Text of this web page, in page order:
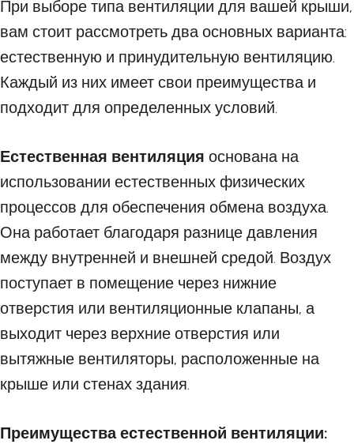
При выборе типа вентиляции для вашей крыши,
вам стоит рассмотреть два основных варианта:
естественную и принудительную вентиляцию.
Каждый из них имеет свои преимущества и
подходит для определенных условий.
Естественная вентиляция основана на
использовании естественных физических
процессов для обеспечения обмена воздуха.
Она работает благодаря разнице давления
между внутренней и внешней средой. Воздух
поступает в помещение через нижние
отверстия или вентиляционные клапаны, а
выходит через верхние отверстия или
вытяжные вентиляторы, расположенные на
крыше или стенах здания.
Преимущества естественной вентиляции: